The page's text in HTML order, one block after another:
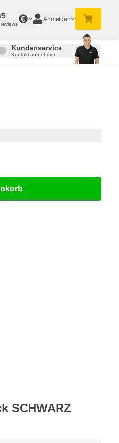
5 € Anmelden
Kundenservice
Kontakt aufnehmen
SCHWARZ